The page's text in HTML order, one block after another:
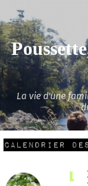
La vie d'une